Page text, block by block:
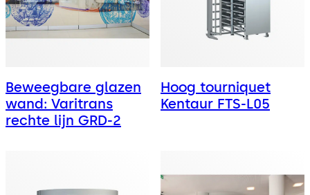
Beweegbare glazen
wand: Varitrans
rechte lijn GRD-2
Hoog tourniquet
Kentaur FTS-L05